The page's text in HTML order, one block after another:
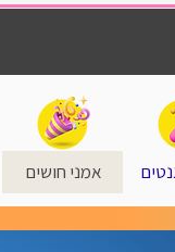
אמני חושים